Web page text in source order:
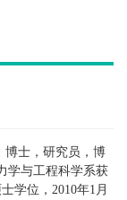
博士，研究员，博
学与工程科学系获
学位， 2010年1 月